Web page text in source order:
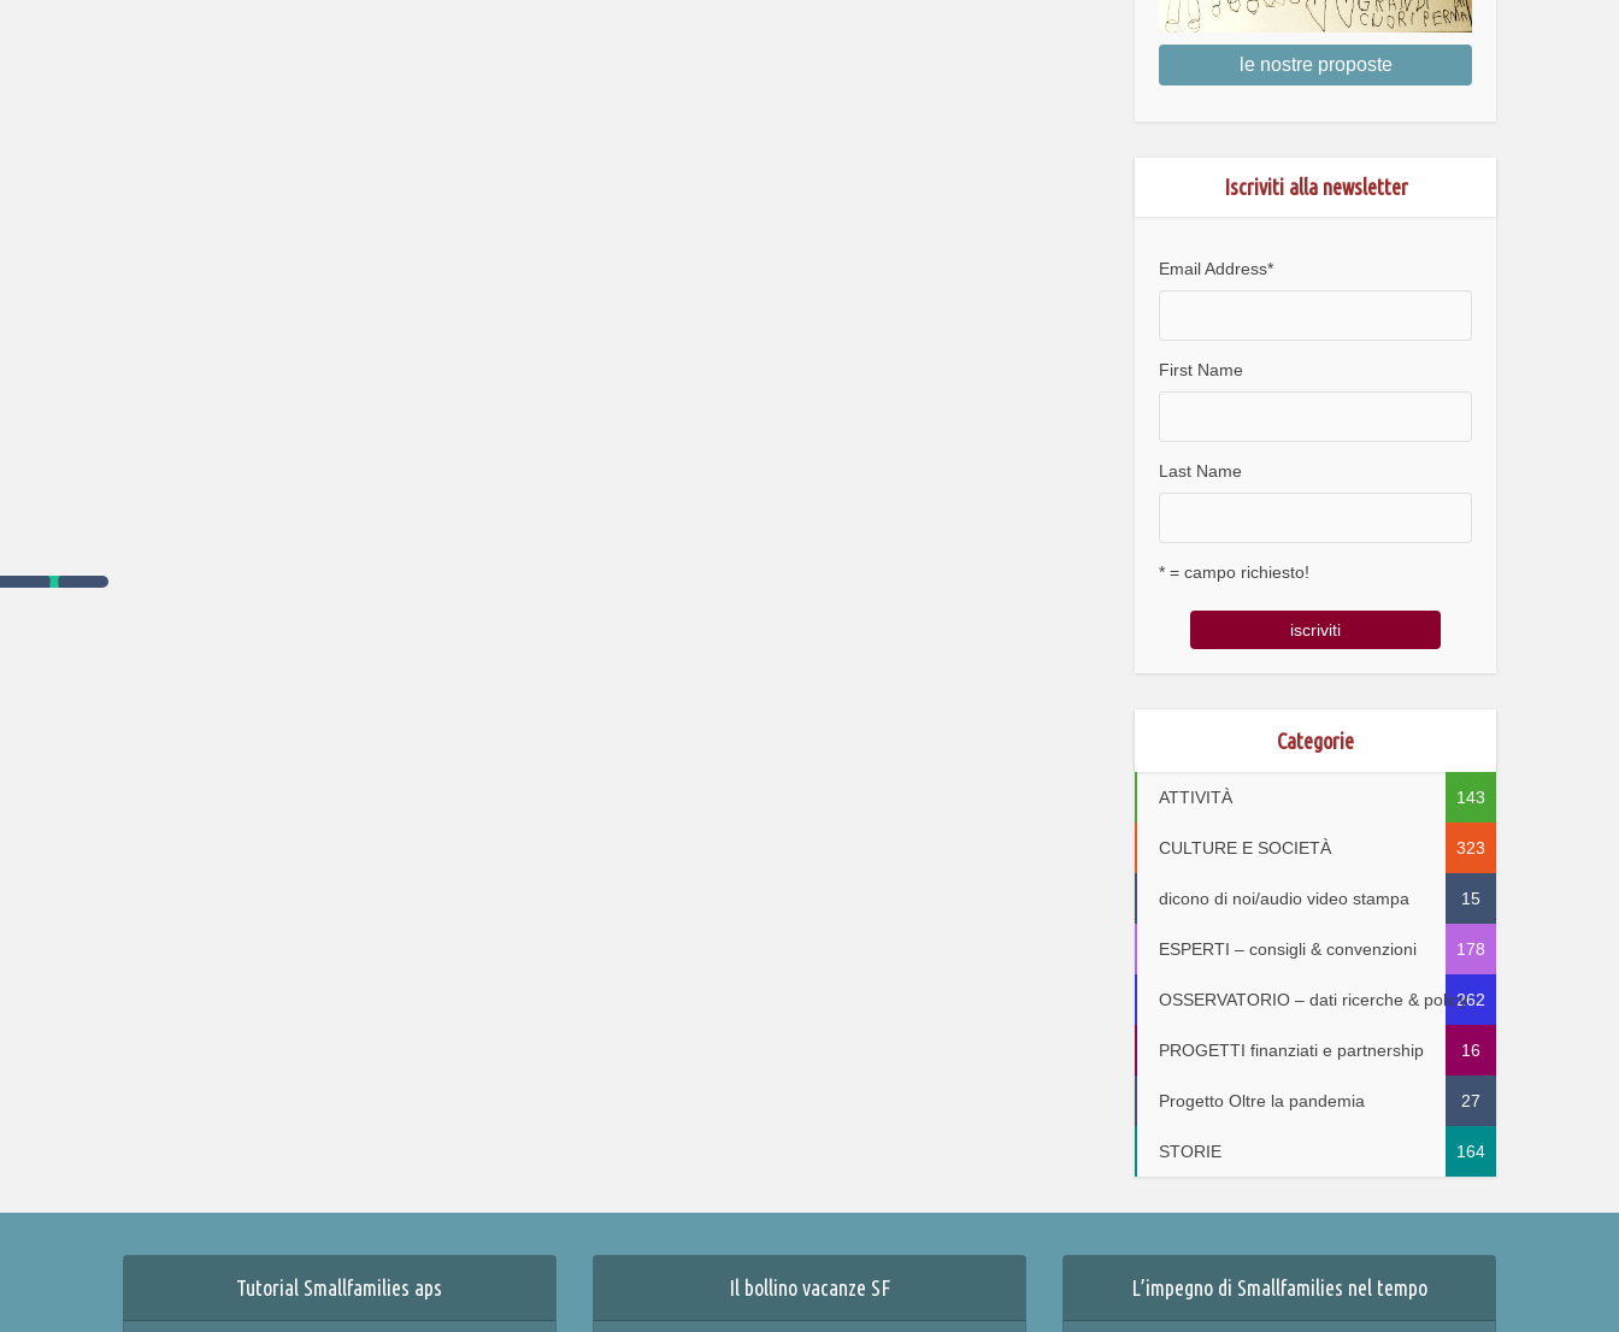
le nostre proposte
Iscriviti alla newsletter
Email Address*
First Name
Last Name
* = campo richiesto!
Categorie
ATTIVITÀ 143
CULTURE E SOCIETÀ 323
dicono di noi/audio video stampa 15
ESPERTI – consigli & convenzioni 178
OSSERVATORIO – dati ricerche & policy262
PROGETTI finanziati e partnership 16
Progetto Oltre la pandemia 27
STORIE 164
Tutorial Smallfamilies aps Il bollino vacanze SF L’impegno di Smallfamilies nel tempo